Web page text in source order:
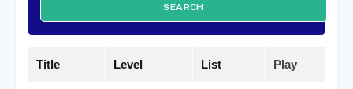
SEARCH
Title Level List Play